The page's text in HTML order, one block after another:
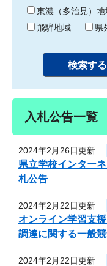
東濃（多治見）地
飛騨地域
県
入札公告一覧
2024年2月26日更新
県立学校インター
札公告
2024年2月22日更新
オンライン学習支
調達に関する一般
2024年2月22日更新